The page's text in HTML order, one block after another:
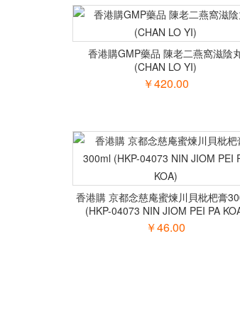
香港購GMP藥品 陳老二燕窩滋陰
(CHAN LO YI)
￥420.00
香港購 京都念慈庵蜜煉川貝枇杷膏
(HKP-04073 NIN JIOM PEI PA
￥46.00